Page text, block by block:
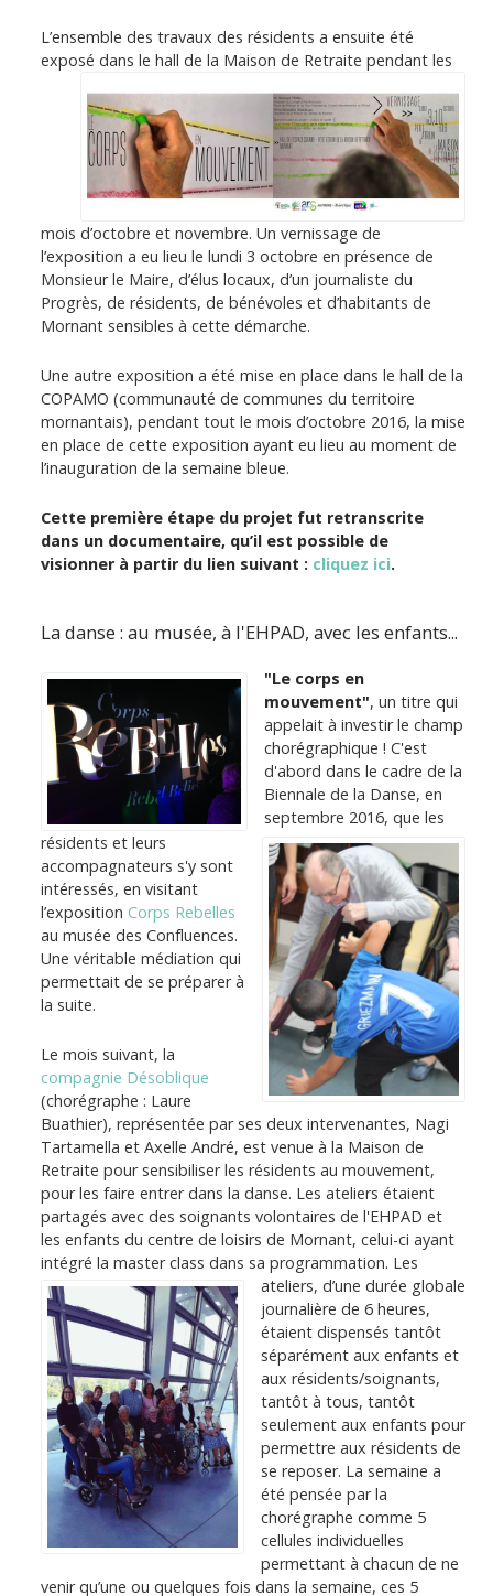
L’ensemble des travaux des résidents a ensuite été
exposé dans le hall de la Maison de Retraite pendant les
mois d’octobre et novembre. Un vernissage de
l’exposition a eu lieu le lundi 3 octobre en présence de
Monsieur le Maire, d’élus locaux, d’un journaliste du
Progrès, de résidents, de bénévoles et d’habitants de
Mornant sensibles à cette démarche.
Une autre exposition a été mise en place dans le hall de la
COPAMO (communauté de communes du territoire
mornantais), pendant tout le mois d’octobre 2016, la mise
en place de cette exposition ayant eu lieu au moment de
l’inauguration de la semaine bleue.
Cette première étape du projet fut retranscrite
dans un documentaire, qu’il est possible de
visionner à partir du lien suivant : cliquez ici.
La danse : au musée, à l'EHPAD, avec les enfants...
"Le corps en
mouvement", un titre qui
appelait à investir le champ
chorégraphique ! C'est
d'abord dans le cadre de la
Biennale de la Danse, en
septembre 2016, que les
résidents et leurs
accompagnateurs s'y sont
intéressés, en visitant
l’exposition Corps Rebelles
au musée des Confluences.
Une véritable médiation qui
permettait de se préparer à
la suite.
Le mois suivant, la
compagnie Désoblique
(chorégraphe : Laure
Buathier), représentée par ses deux intervenantes, Nagi
Tartamella et Axelle André, est venue à la Maison de
Retraite pour sensibiliser les résidents au mouvement,
pour les faire entrer dans la danse. Les ateliers étaient
partagés avec des soignants volontaires de l'EHPAD et
les enfants du centre de loisirs de Mornant, celui-ci ayant
intégré la master class dans sa programmation. Les
ateliers, d’une durée globale
journalière de 6 heures,
étaient dispensés tantôt
séparément aux enfants et
aux résidents/soignants,
tantôt à tous, tantôt
seulement aux enfants pour
permettre aux résidents de
se reposer. La semaine a
été pensée par la
chorégraphe comme 5
cellules individuelles
permettant à chacun de ne
venir qu’une ou quelques fois dans la semaine, ces 5